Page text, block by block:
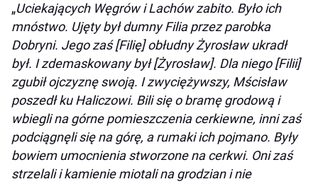
„Uciekających Węgrów i Lachów zabito. Było ich
mnóstwo. Ujęty był dumny Filia przez parobka
Dobryni. Jego zaś [Filię] obłudny Żyrosław ukradł
był. I zdemaskowany był [Żyrosław]. Dla niego [Filii]
zgubił ojczyznę swoją. I zwyciężywszy, Mścisław
poszedł ku Haliczowi. Bili się o bramę grodową i
wbiegli na górne pomieszczenia cerkiewne, inni zaś
podciągnęli się na górę, a rumaki ich pojmano. Były
bowiem umocnienia stworzone na cerkwi. Oni zaś
strzelali i kamienie miotali na grodzian i nie